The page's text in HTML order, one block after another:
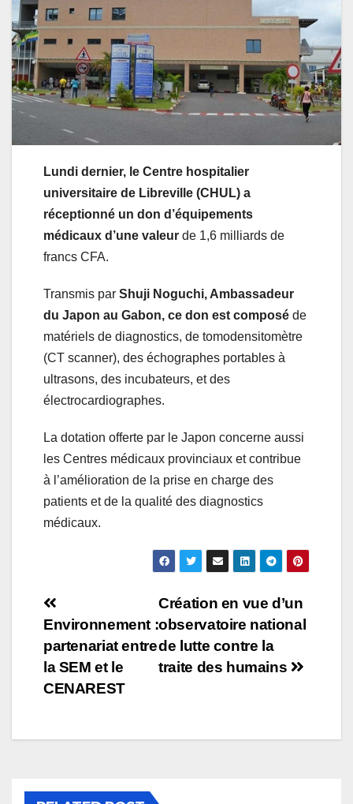
Lundi dernier, le Centre hospitalier
universitaire de Libreville (CHUL) a
réceptionné un don d’équipements
médicaux d’une valeur de 1,6 milliards de
francs CFA.
Transmis par Shuji Noguchi, Ambassadeur
du Japon au Gabon, ce don est composé de
matériels de diagnostics, de tomodensitomètre
(CT scanner), des échographes portables à
ultrasons, des incubateurs, et des
électrocardiographes.
La dotation offerte par le Japon concerne aussi
les Centres médicaux provinciaux et contribue
à l’amélioration de la prise en charge des
patients et de la qualité des diagnostics
médicaux.
Création en vue d’un
observatoire national
de lutte contre la
traite des humains
Environnement :
partenariat entre
la SEM et le
CENAREST